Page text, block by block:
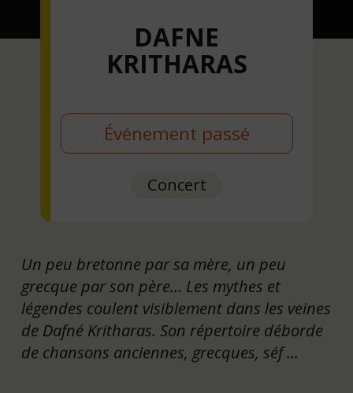
DAFNE
KRITHARAS
Événement passé
Concert
Un peu bretonne par sa mère, un peu
grecque par son père… Les mythes et
légendes coulent visiblement dans les veines
de Dafné Kritharas. Son répertoire déborde
de chansons anciennes, grecques, séf ...